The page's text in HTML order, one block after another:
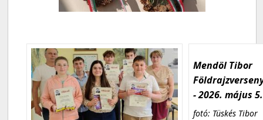
Mendöl Tibor
- 2026. május 5.
fotó: Tüskés Tibor